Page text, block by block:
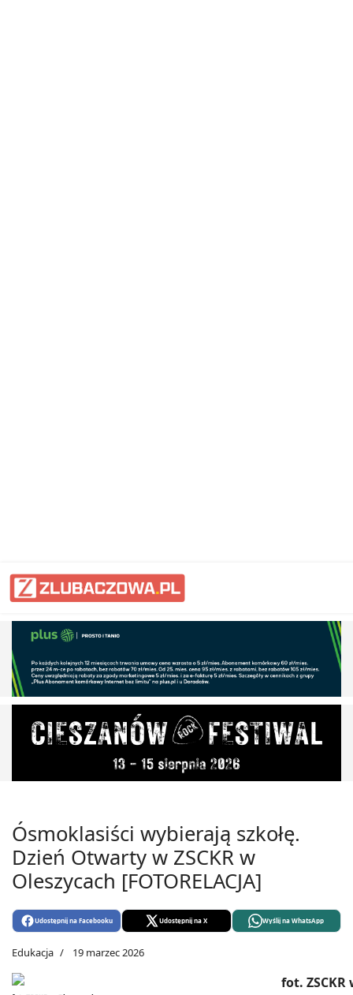
Ósmoklasiści wybierają szkołę.
Dzień Otwarty w ZSCKR w
Oleszycach [FOTORELACJA]
Udostępnij na Facebooku Udostępnij na X Wyślij na WhatsApp
Edukacja 19 marzec 2026